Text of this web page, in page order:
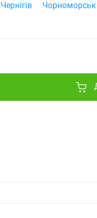
Чернігів Чорноморськ